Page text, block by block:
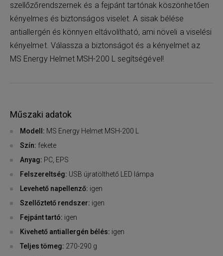
szellőzőrendszernek és a fejpánt tartónak köszönhetően
kényelmes és biztonságos viselet. A sisak bélése
antiallergén és könnyen eltávolítható, ami növeli a viselési
kényelmet. Válassza a biztonságot és a kényelmet az
MS Energy Helmet MSH-200 L segítségével!
Műszaki adatok
Modell: MS Energy Helmet MSH-200 L
Szín: fekete
Anyag: PC, EPS
Felszereltség: USB újratölthető LED lámpa
Levehető napellenző: igen
Szellőztető rendszer: igen
Fejpánt tartó: igen
Kivehető antiallergén bélés: igen
Teljes tömeg: 270-290 g